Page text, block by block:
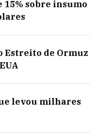
sobre insumo
Estreito de Ormuz
levou milhares